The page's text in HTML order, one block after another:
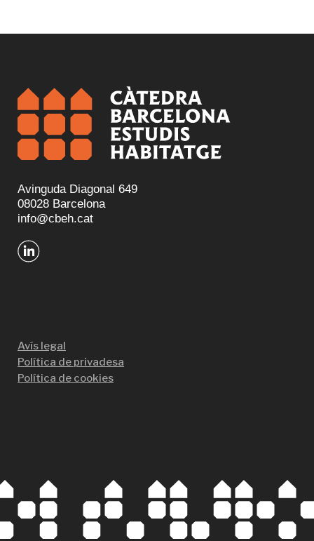
Avinguda Diagonal 649
08028 Barcelona
info@cbeh.cat
Avís legal
Política de privadesa
Política de cookies